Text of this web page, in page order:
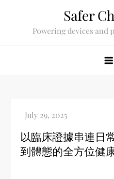
Safer
Powering devices and
以臨床證據串連日
到體態的全方位健